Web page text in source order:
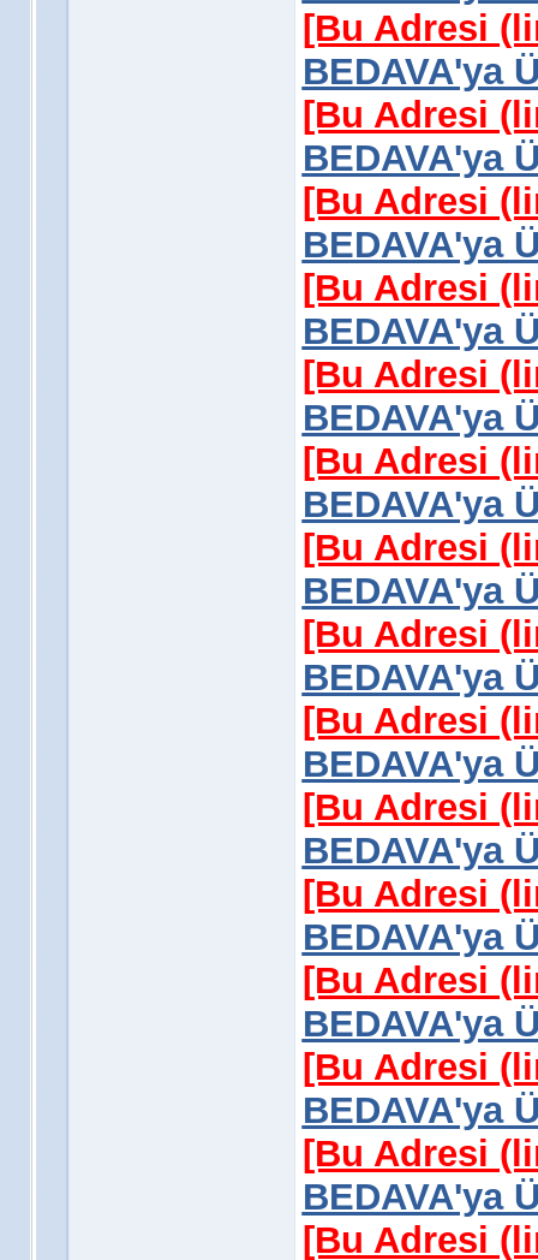
[Bu Adresi
BEDAVA'ya
[Bu Adresi
BEDAVA'ya
[Bu Adresi
BEDAVA'ya
[Bu Adresi
BEDAVA'ya
[Bu Adresi
BEDAVA'ya
[Bu Adresi
BEDAVA'ya
[Bu Adresi
BEDAVA'ya
[Bu Adresi
BEDAVA'ya
[Bu Adresi
BEDAVA'ya
[Bu Adresi
BEDAVA'ya
[Bu Adresi
BEDAVA'ya
[Bu Adresi
BEDAVA'ya
[Bu Adresi
BEDAVA'ya
[Bu Adresi
BEDAVA'ya
[Bu Adresi